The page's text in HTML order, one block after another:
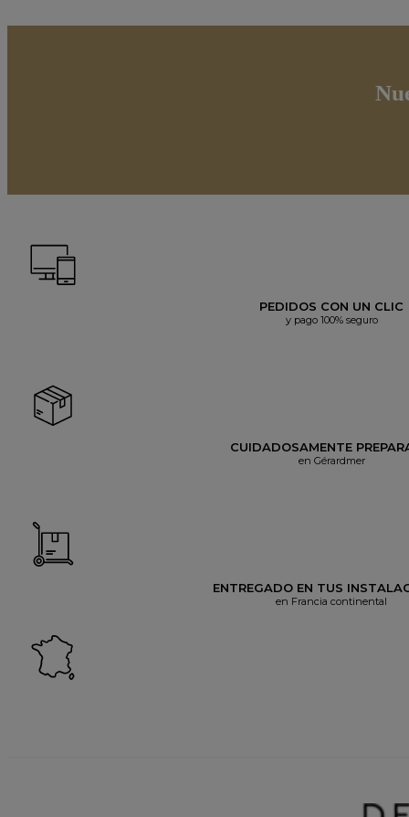
PEDIDOS CON UN CLIC
y pago 100% seguro
CUIDADOSAMENTE
en Gérardmer
ENTREGADO EN TUS
en Francia continental